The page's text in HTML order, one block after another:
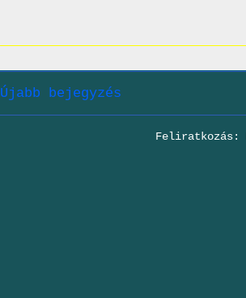
Újabb bejegyzés
Feliratkozás: